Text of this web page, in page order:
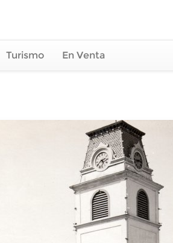
Turismo En Venta